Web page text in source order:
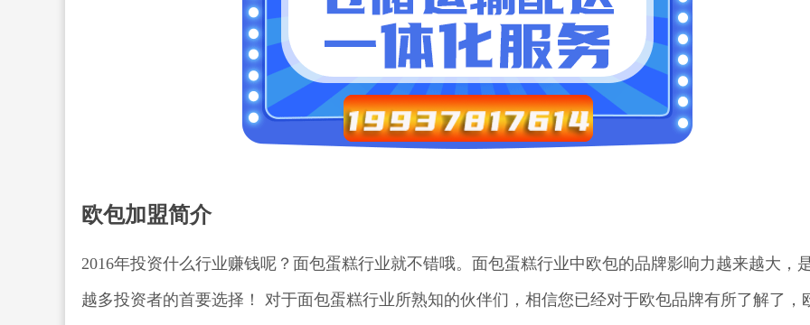
欧包加盟简介
2016年投资什么行业赚钱呢？面包蛋糕行业就不错哦。面包蛋糕行业中欧包的品牌影响力越来越大，
越多投资者的首要选择！ 对于面包蛋糕行业所熟知的伙伴们，相信您已经对于欧包品牌有所了解了，